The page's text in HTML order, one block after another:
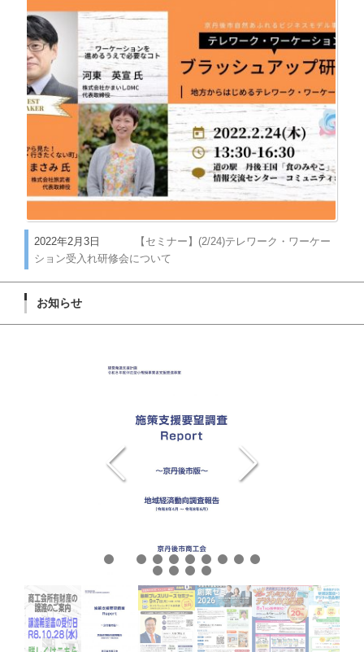
2022年2月3日
【セミナー】(2/24)テレワーク・ワーケー
ション受入れ研修会について
お知らせ